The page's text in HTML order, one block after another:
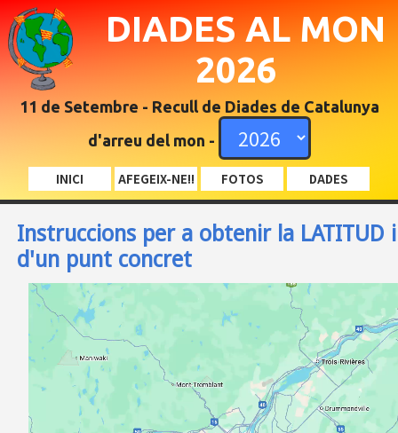
DIADES AL MON
2026
11 de Setembre - Recull de Diades de Catalunya
d'arreu del mon -
INICI AFEGEIX-NE!! FOTOS DADES
Instruccions per a obtenir la LATITUD
d'un punt concret